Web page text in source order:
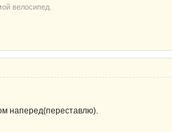
велосипед.
наперед(переставлю).